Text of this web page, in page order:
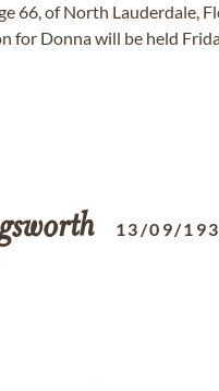
66, of North Lauderdale,
for Donna will be held
13/09/